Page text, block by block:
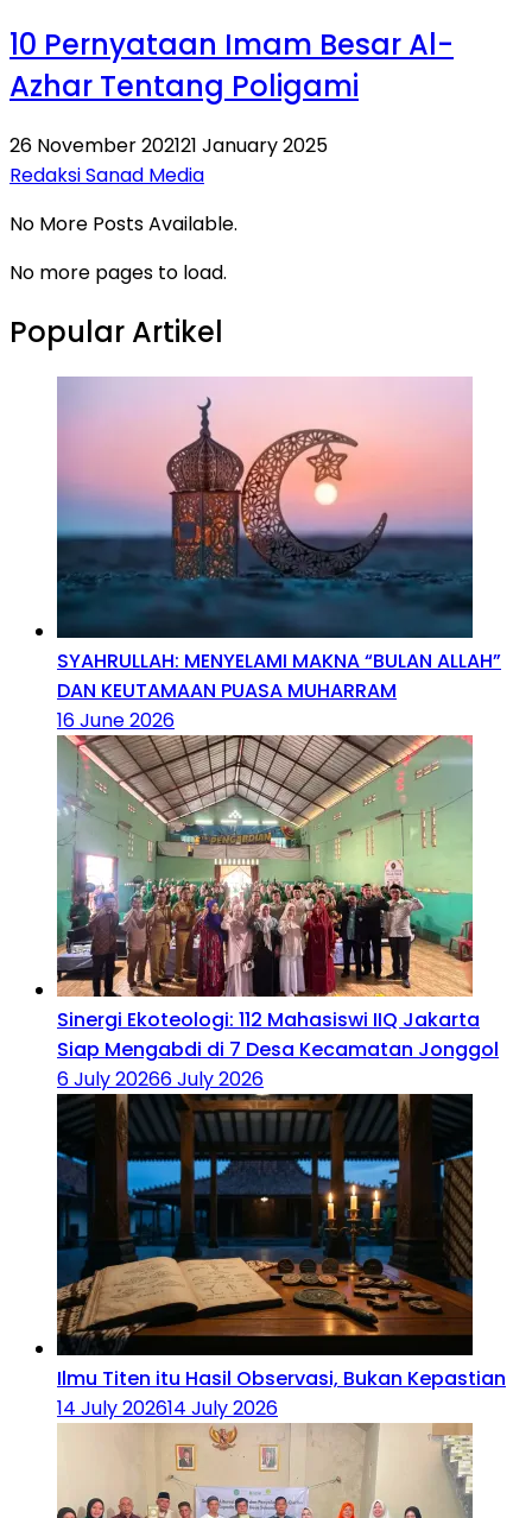
10 Pernyataan Imam Besar Al-
Azhar Tentang Poligami
26 November 202121 January 2025
Redaksi Sanad Media
No More Posts Available.
No more pages to load.
Popular Artikel
SYAHRULLAH: MENYELAMI MAKNA “BULAN ALLAH”
DAN KEUTAMAAN PUASA MUHARRAM
16 June 2026
‎Sinergi Ekoteologi: 112 Mahasiswi IIQ Jakarta
Siap Mengabdi di 7 Desa Kecamatan Jonggol
6 July 20266 July 2026
Ilmu Titen itu Hasil Observasi, Bukan Kepastian
14 July 202614 July 2026